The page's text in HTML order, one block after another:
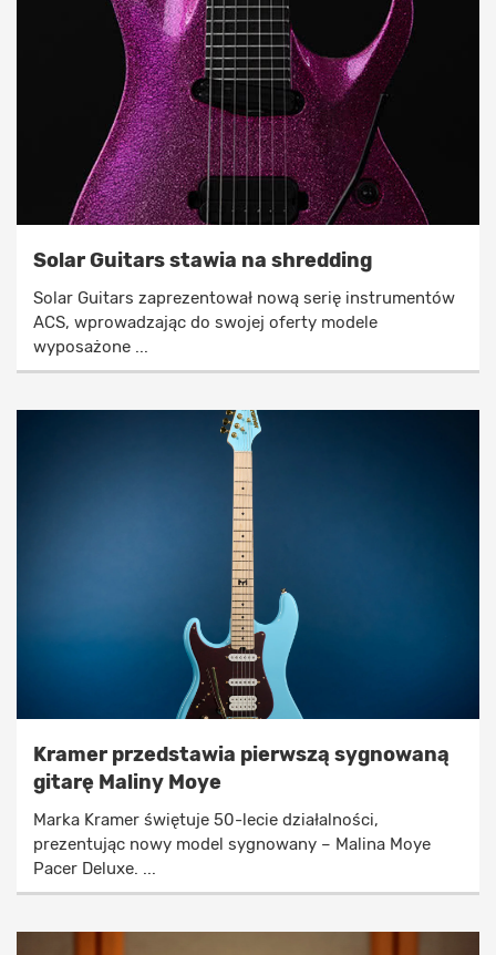
Solar Guitars stawia na shredding
Solar Guitars zaprezentował nową serię instrumentów
ACS, wprowadzając do swojej oferty modele
wyposażone ...
Kramer przedstawia pierwszą sygnowaną
gitarę Maliny Moye
Marka Kramer świętuje 50-lecie działalności,
prezentując nowy model sygnowany – Malina Moye
Pacer Deluxe. ...